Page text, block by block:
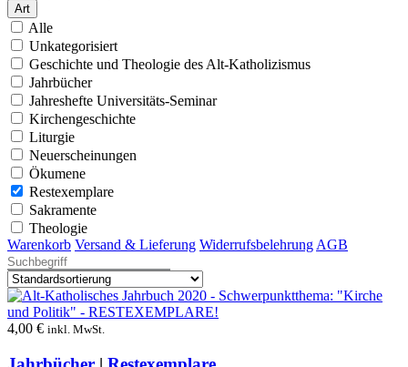
Art
Alle
Unkategorisiert
Geschichte und Theologie des Alt-Katholizismus
Jahrbücher
Jahreshefte Universitäts-Seminar
Kirchengeschichte
Liturgie
Neuerscheinungen
Ökumene
Restexemplare
Sakramente
Theologie
Warenkorb Versand & Lieferung Widerrufsbelehrung AGB
4,00 € inkl. MwSt.